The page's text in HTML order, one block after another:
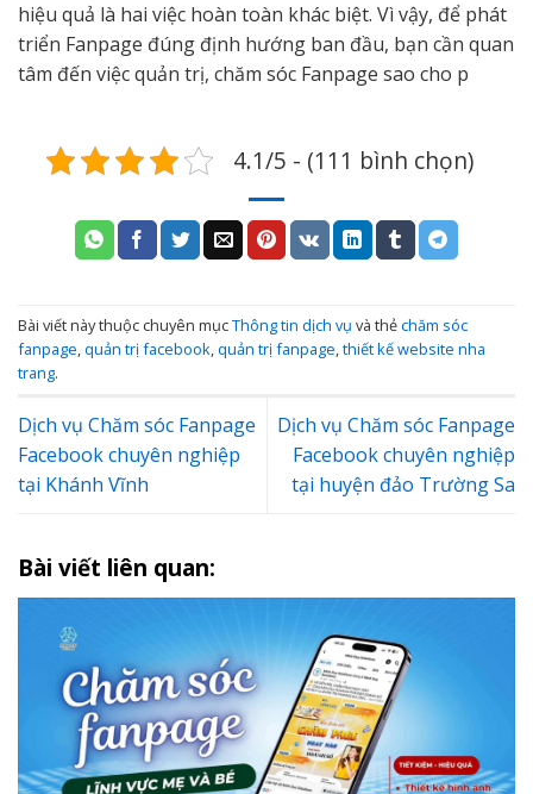
hiệu quả là hai việc hoàn toàn khác biệt. Vì vậy, để phát
triển Fanpage đúng định hướng ban đầu, bạn cần quan
tâm đến việc quản trị, chăm sóc Fanpage sao cho p
4.1/5 - (111 bình chọn)
Bài viết này thuộc chuyên mụcThông tin dịch vụ và thẻchăm sóc
fanpage,quản trị facebook,quản trị fanpage,thiết kế website nha
trang.
Dịch vụ Chăm sóc Fanpage
Facebook chuyên nghiệp
tại Khánh Vĩnh
Dịch vụ Chăm sóc Fanpage
Facebook chuyên nghiệp
tại huyện đảo Trường Sa
Bài viết liên quan: